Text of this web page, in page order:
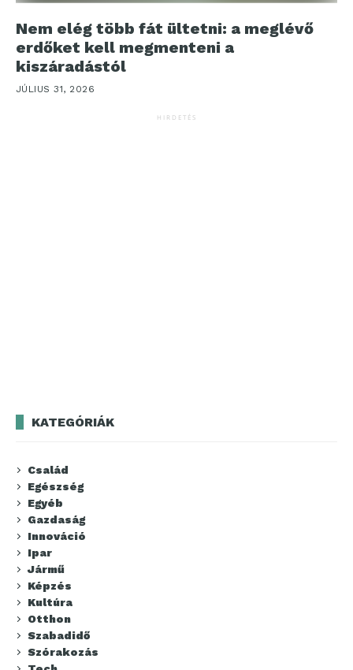
Nem elég több fát ültetni: a meglévő
erdőket kell megmenteni a
kiszáradástól
JÚLIUS 31, 2026
HIRDETÉS
KATEGÓRIÁK
Család
Egészség
Egyéb
Gazdaság
Innováció
Ipar
Jármű
Képzés
Kultúra
Otthon
Szabadidő
Szórakozás